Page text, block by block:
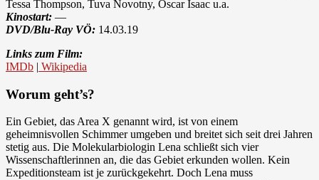
Tessa Thompson, Tuva Novotny, Oscar Isaac u.a.
Kinostart: —
DVD/Blu-Ray VÖ: 14.03.19
Links zum Film:
IMDb | Wikipedia
Worum geht’s?
Ein Gebiet, das Area X genannt wird, ist von einem
geheimnisvollen Schimmer umgeben und breitet sich seit drei Jahren
stetig aus. Die Molekularbiologin Lena schließt sich vier
Wissenschaftlerinnen an, die das Gebiet erkunden wollen. Kein
Expeditionsteam ist je zurückgekehrt. Doch Lena muss